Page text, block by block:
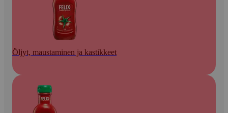
Öljyt, maustaminen ja kastikkeet